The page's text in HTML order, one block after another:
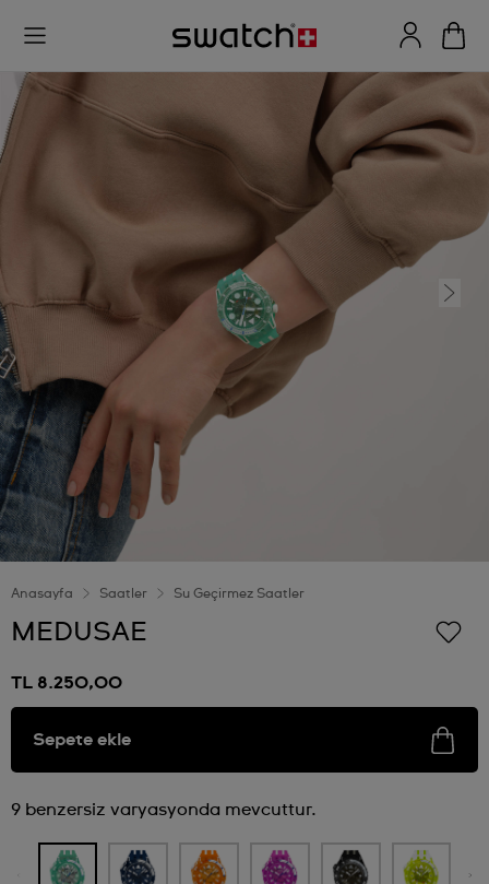
Anasayfa Saatler Su Geçirmez Saatler
MEDUSAE
TL 8.250,00
Sepete ekle
9 benzersiz varyasyonda mevcuttur.